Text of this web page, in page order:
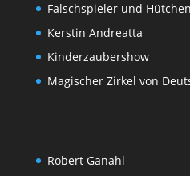
Falschspieler und
Kerstin Andreatta
Kinderzaubershow
Magischer Zirkel von
Robert Ganahl